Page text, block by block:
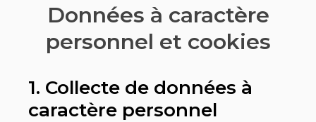
Données à caractère
personnel et cookies
1. Collecte de données à
caractère personnel